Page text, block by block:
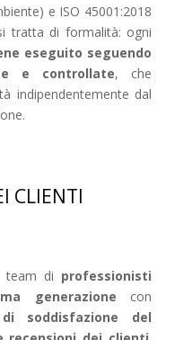
e ISO 45001:2018
tratta di formalità: ogni
eseguito seguendo
e controllate, che
indipendentemente dal
CLIENTI
team di professionisti
generazione con
soddisfazione del